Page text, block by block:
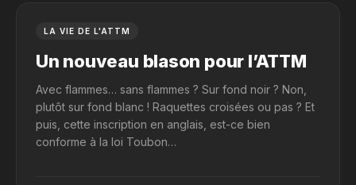
LA VIE DE L'ATTM
Un nouveau blason pour l’ATTM
Avec flammes… sans flammes ? Sur fond noir ? Non,
plutôt sur fond blanc ! Raquettes croisées ou pas ? Et
puis, cette inscription en anglais, est-ce bien
conforme à la loi Toubon…